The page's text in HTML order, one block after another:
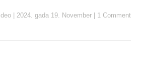
2024. gada 19. November 1 Comment